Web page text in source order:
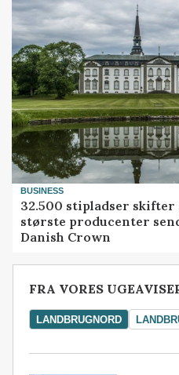
BUSINESS
32.500 stipladser skifter
største producenter
Danish Crown
FRA VORES
LANDBRUGNORD